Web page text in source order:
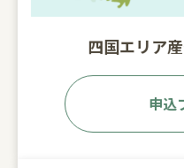
四国エリア
申込